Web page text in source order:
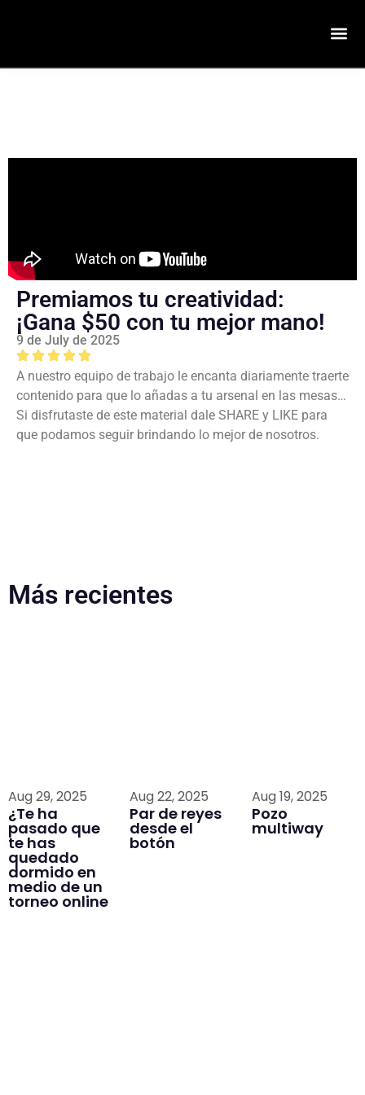
Premiamos tu creatividad:
¡Gana $50 con tu mejor mano!
9 de July de 2025
A nuestro equipo de trabajo le encanta diariamente traerte
contenido para que lo añadas a tu arsenal en las mesas…
Si disfrutaste de este material dale SHARE y LIKE para
que podamos seguir brindando lo mejor de nosotros.
Más recientes
Aug 29, 2025
¿Te ha
pasado que
te has
quedado
dormido en
medio de un
torneo online
Aug 22, 2025
Par de reyes
desde el
botón
Aug 19, 2025
Pozo
multiway